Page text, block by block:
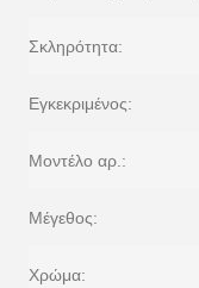
Σκληρότητα:
Εγκεκριμένος:
Μοντέλο αρ.:
Μέγεθος:
Χρώμα: